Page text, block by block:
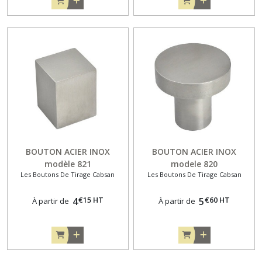
BOUTON ACIER INOX
modèle 821
Les Boutons De Tirage Cabsan
À partir de 4€15 HT
BOUTON ACIER INOX
modele 820
Les Boutons De Tirage Cabsan
À partir de 5€60 HT